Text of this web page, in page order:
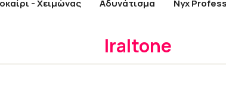
- Χειμώνας Αδυνάτισμα Nyx
Αρχική / Εταιρίες / Iraltone
Iraltone